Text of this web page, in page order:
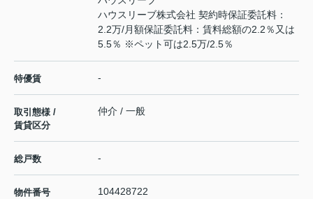
ハウスリーブ株式会社 契約時保証委託料：
2.2万/月額保証委託料：賃料総額の2.2％又は
5.5％ ※ペット可は2.5万/2.5％
特優賃 -
取引態様 /
賃貸区分
仲介 / 一般
総戸数 -
物件番号 104428722